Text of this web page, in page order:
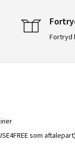
Fortryd
som aftalepart)